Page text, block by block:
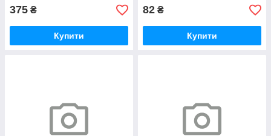
375 ₴
Купити
82 ₴
Купити